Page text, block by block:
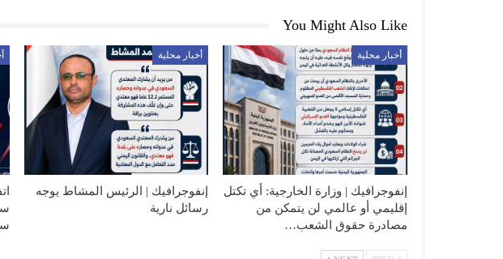
You Might Also Like
أخبار محلية
إنفوجرافيك | وزارة الخارجية: أي تكتل
إقليمي أو عالمي لن يتمكن من
مصادرة حقوق الشعب…
أخبار محلية
إنفوجرافيك | الرئيس المشاط يوجه
رسائل نارية